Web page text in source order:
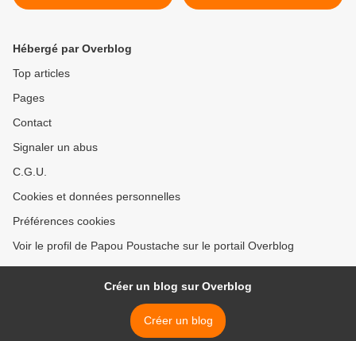
Hébergé par Overblog
Top articles
Pages
Contact
Signaler un abus
C.G.U.
Cookies et données personnelles
Préférences cookies
Voir le profil de Papou Poustache sur le portail Overblog
Créer un blog sur Overblog
Créer un blog